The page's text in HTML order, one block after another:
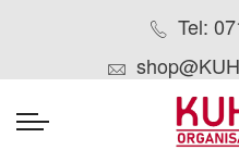
Tel: